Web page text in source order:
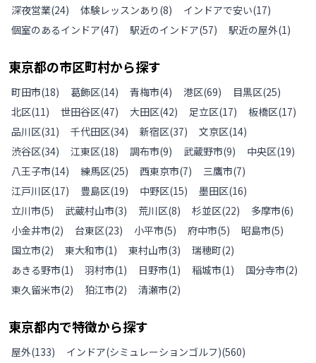
深夜営業(24) 体験レッスンあり (8) インドアで安い(17)
個室のあるインドア(47) 駅近のインドア(57) 駅近の屋外(1)
東京都の市区町村から探す
町田市(18) 葛飾区(14) 青梅市(4) 港区(69) 目黒区(25)
北区(11) 世田谷区(47) 大田区(42) 足立区(17) 板橋区(17)
品川区(31) 千代田区(34) 新宿区(37) 文京区(14)
渋谷区(34) 江東区(18) 調布市(9) 武蔵野市(9) 中央区(19)
八王子市(14) 練馬区(25) 西東京市(7) 三鷹市(7)
江戸川区(17) 豊島区(19) 中野区(15) 墨田区(16)
立川市(5) 武蔵村山市(3) 荒川区(8) 杉並区(22) 多摩市(6)
小金井市(2) 台東区(23) 小平市(5) 府中市(5) 昭島市(5)
国立市(2) 東大和市(1) 東村山市(3) 瑞穂町(2)
あきる野市(1) 羽村市(1) 日野市(1) 稲城市(1) 国分寺市(2)
東久留米市(2) 狛江市(2) 清瀬市(2)
東京都内で特徴から探す
屋外(133) インドア(シミュレーションゴルフ)(560)